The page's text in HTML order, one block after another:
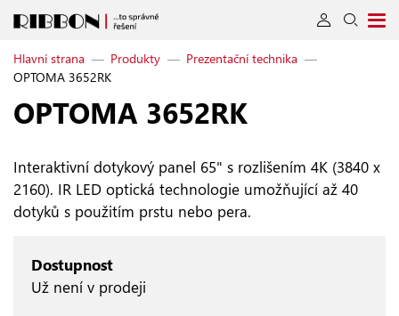
Hlavní strana — Produkty — Prezentační technika —
OPTOMA 3652RK
OPTOMA 3652RK
Interaktivní dotykový panel 65" s rozlišením 4K (3840 x
2160). IR LED optická technologie umožňující až 40
dotyků s použitím prstu nebo pera.
Dostupnost
Už není v prodeji